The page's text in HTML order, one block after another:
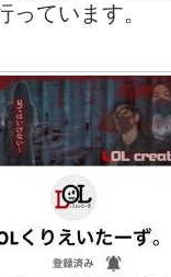
っています。